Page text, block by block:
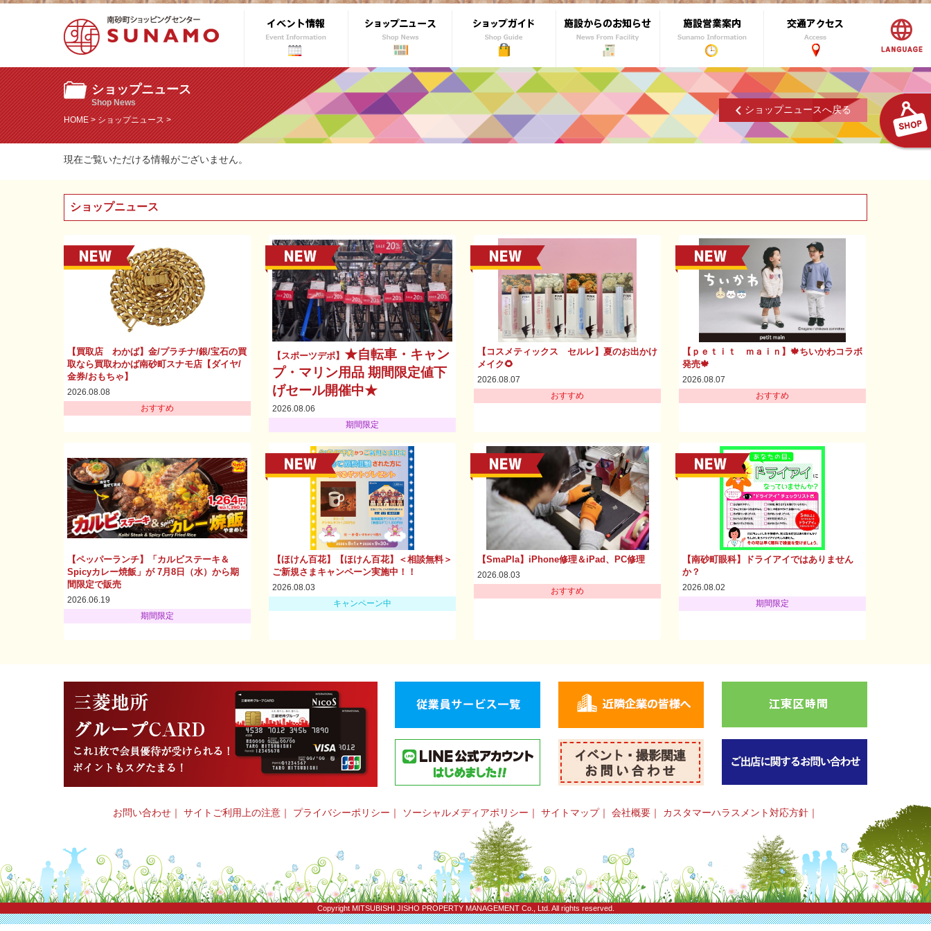
ショップニュース
Shop News
HOME>ショップニュース>
ショップニュースへ戻る
現在ご覧いただける情報がございません。
ショップニュース
【買取店 わかば】金/プラチナ/銀/宝石の買
取なら買取わかば南砂町スナモ店【ダイヤ/
金券/おもちゃ】
2026.08.08
おすすめ
【スポーツデポ】 ★自転車・キャン
プ・マリン用品 期間限定値下
げセール開催中★
2026.08.06
期間限定
【コスメティックス セルレ】夏のお出かけ
メイク🌻
2026.08.07
おすすめ
【ｐｅｔｉｔ ｍａｉｎ】🍁ちいかわコラボ
発売🍁
2026.08.07
おすすめ
【ペッパーランチ】「カルビステーキ＆
Spicyカレー焼飯」が 7月8日（水）から期
間限定で販売
2026.06.19
期間限定
【ほけん百花】【ほけん百花】＜相談無料＞
ご新規さまキャンペーン実施中！！
2026.08.03
キャンペーン中
【SmaPla】iPhone修理＆iPad、PC修理
2026.08.03
おすすめ
【南砂町眼科】ドライアイではありません
か？
2026.08.02
期間限定
お問い合わせ ｜ サイトご利用上の注意 ｜ プライバシーポリシー ｜ ソーシャルメディアポリシー ｜ サイトマップ｜ 会社概要 ｜ カスタマーハラスメント対応方針 ｜
CopyrightMITSUBISHI JISHO PROPERTY MANAGEMENT Co., Ltd. All rights reserved.